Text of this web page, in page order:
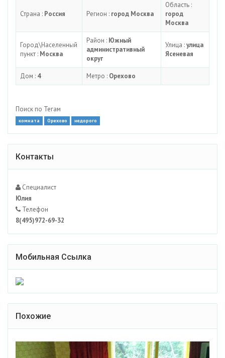
Страна : Россия Регион : город Москва
Область :
город
Москва
Город\Населенный
пункт : Москва
Район : Южный
административный
округ
Улица :улица
Ясеневая
Дом : 4 Метро : Орехово
Поиск по Тегам
комната Орехово недорого
Контакты
Специалист
Юлия
Телефон
8(495)972-69-32
Мобильная Ссылка
Похожие